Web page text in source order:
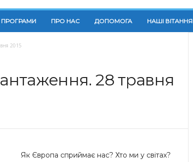
ПРОГРАМИ ПРО НАС ДОПОМОГА НАШІ ВІТАННЯ
2015
28 травня
Як Європа сприймає нас? Хто ми у світах?